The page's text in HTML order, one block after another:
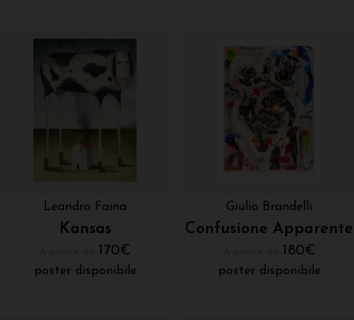
Leandro Faina
Kansas
170€
poster disponibile
Giulio Brandelli
Confusione Apparente
180€
poster disponibile